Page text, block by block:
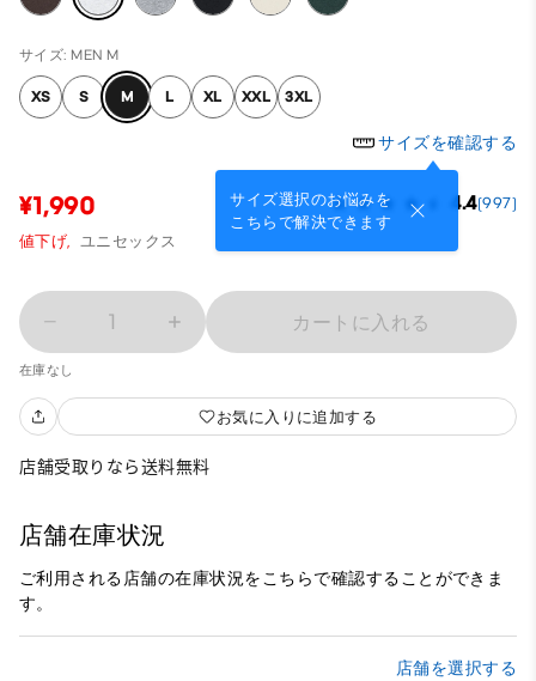
サイズ: MEN M
XS S M L XL XXL 3XL
サイズを確認する
サイズ選択のお悩みを
こちらで解決できます
¥1,990 4.4(997)
値下げ, ユニセックス
1 カートに入れる
在庫なし
お気に入りに追加する
店舗受取りなら送料無料
店舗在庫状況
ご利用される店舗の在庫状況をこちらで確認することができま
す。
店舗を選択する